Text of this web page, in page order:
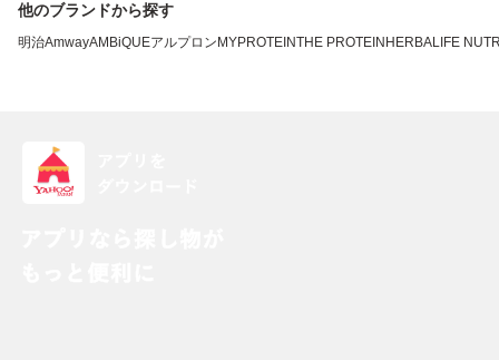
他のブランドから探す
明治AmwayAMBiQUEアルプロン MYPROTEINTHE PROTEIN HERBALIFE